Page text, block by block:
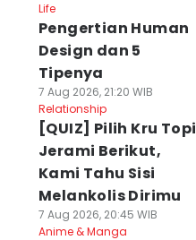
Life
Pengertian Human
Design dan 5
Tipenya
7 Aug 2026, 21:20 WIB
Relationship
[QUIZ] Pilih Kru Topi
Jerami Berikut,
Kami Tahu Sisi
Melankolis Dirimu
7 Aug 2026, 20:45 WIB
Anime & Manga